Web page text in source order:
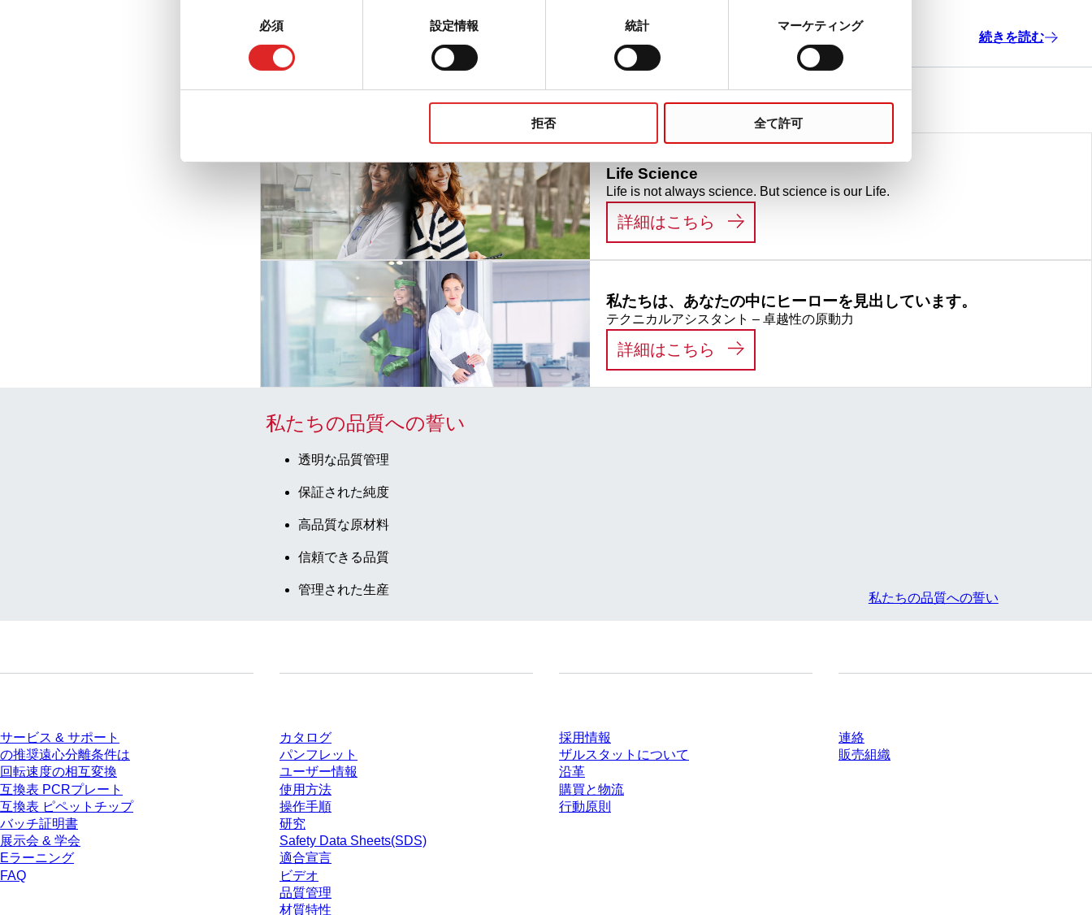
必須 設定情報 統計 マーケティング
拒否 全て許可
続きを読む
Life Science
Life is not always science. But science is our Life.
詳細はこちら LIFE SCIENCE
私たちは、あなたの中にヒーローを見出しています。
テクニカルアシスタント – 卓越性の原動力
詳細はこちら 私たちは、あなたの中にヒーローを見出していま
私たちの品質への誓い
透明な品質管理
保証された純度
高品質な原材料
信頼できる品質
管理された生産
私たちの品質への誓い
サービス & サポート
の推奨遠心分離条件は
回転速度の相互変換
互換表 PCRプレート
互換表 ピペットチップ
バッチ証明書
展示会 & 学会
Eラーニング
FAQ
カタログ
パンフレット
ユーザー情報
使用方法
操作手順
研究
Safety Data Sheets(SDS)
適合宣言
ビデオ
品質管理
材質特性
採用情報
ザルスタットについて
沿革
購買と物流
行動原則
連絡
販売組織